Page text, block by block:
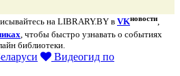
на LIBRARY.BY в VKновости
, чтобы быстро узнавать о событиях
библиотеки.
Видеогид по